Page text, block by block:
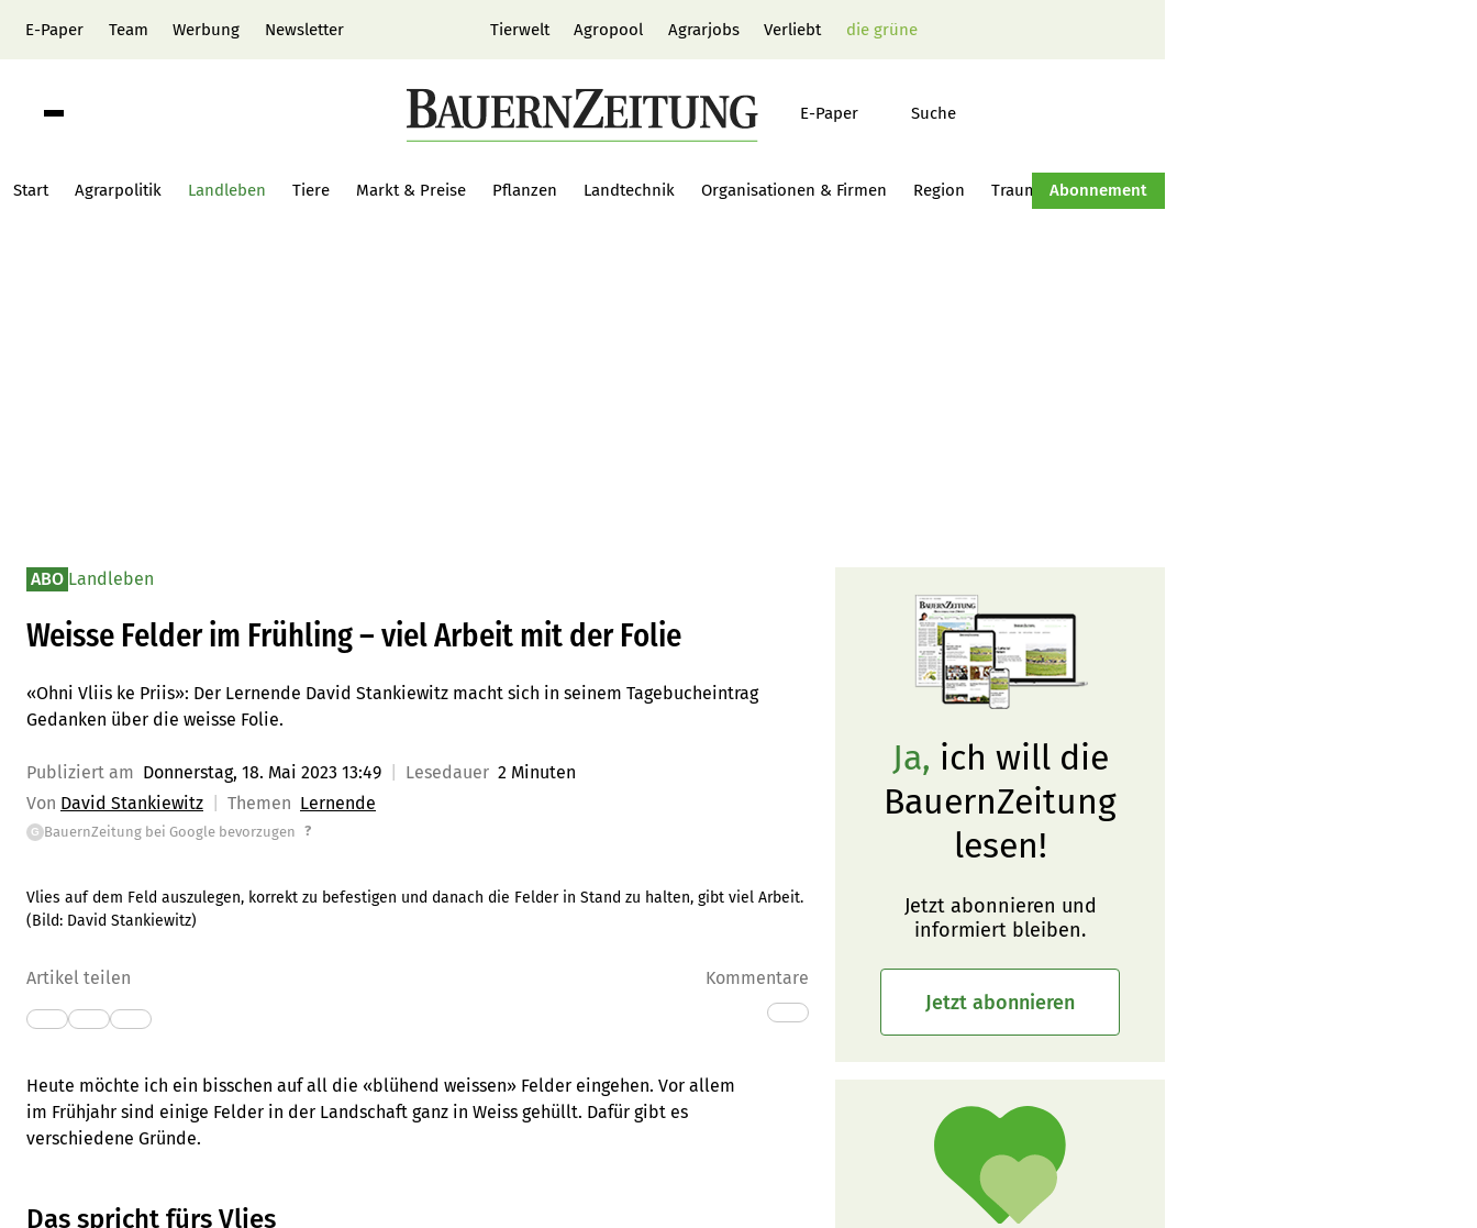
E-Paper Team Werbung Newsletter Tierwelt Agropool Agrarjobs Verliebt die grüne
E-Paper Suche
Start Agrarpolitik Landleben Tiere Markt & Preise Pflanzen Landtechnik Organisationen & Firmen Region Traumtraktor Hof-Management
Abonnement
ABO Landleben
Weisse Felder im Frühling – viel Arbeit mit der Folie
«Ohni Vliis ke Priis»: Der Lernende David Stankiewitz macht sich in seinem Tagebucheintrag
Gedanken über die weisse Folie.
Publiziert am Donnerstag, 18. Mai 2023 13:49 Lesedauer 2 Minuten
Von David Stankiewitz Themen Lernende
G BauernZeitung bei Google bevorzugen ?
Vlies auf dem Feld auszulegen, korrekt zu befestigen und danach die Felder in Stand zu halten, gibt viel Arbeit.
(Bild: David Stankiewitz)
Artikel teilen Kommentare
Heute möchte ich ein bisschen auf all die «blühend weissen» Felder eingehen. Vor allem
im Frühjahr sind einige Felder in der Landschaft ganz in Weiss gehüllt. Dafür gibt es
verschiedene Gründe.
Das spricht fürs Vlies
Ja, ich will die
BauernZeitung
lesen!
Jetzt abonnieren und
informiert bleiben.
Jetzt abonnieren